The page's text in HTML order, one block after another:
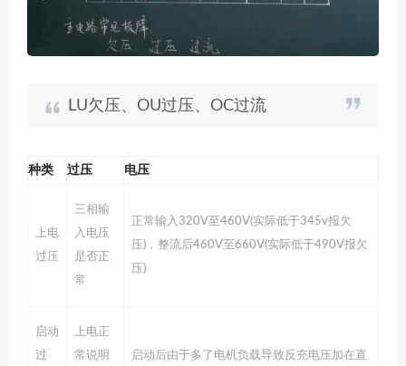
LU欠压、OU过压、OC过流
种类 过压 电压
上电
过压
三相输
入电压
是否正
常
正常输入320V至460V(实际低于345v报欠
压)，整流后460V至660V(实际低于490V报欠
压)
启动
过
上电正
常说明
启动后由于多了电机负载导致反充电压加在直